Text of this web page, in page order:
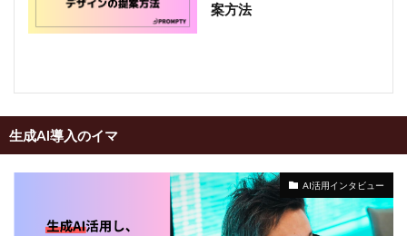
案方法
生成AI導入のイマ
AI活用インタビュー